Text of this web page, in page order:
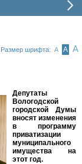
Размер шрифта: А А А
Депутаты
Вологодской
городской Думы
вносят изменения
в программу
приватизации
муниципального
имущества на
этот год.